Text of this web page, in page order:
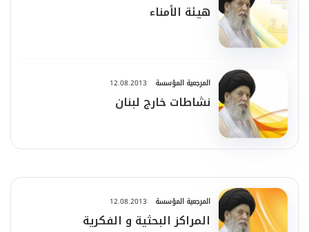
هيئة الأمناء
المرجعية المؤسسة 12.08.2013
نشاطات خارج لبنان
المرجعية المؤسسة 12.08.2013
المراكز البحثية و الفكرية